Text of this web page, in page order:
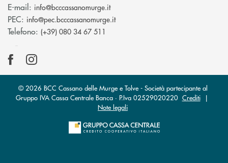
E-mail: info@bcccassanomurge.it(si apre l’app di posta elettronica)
PEC: info@pec.bcccassanomurge.it(si apre l’app di posta
Telefono: (+39) 080 34 67 511
© 2026 BCC Cassano delle Murge e Tolve - Società partecipante al
Gruppo IVA Cassa Centrale Banca · P.Iva 02529020220 Crediti|
Note legali